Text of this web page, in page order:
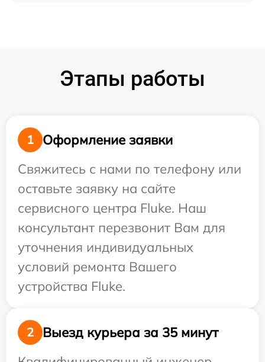
Этапы работы
1
Оформление заявки
Свяжитесь с нами по телефону или
оставьте заявку на сайте
сервисного центра Fluke. Наш
консультант перезвонит Вам для
уточнения индивидуальных
условий ремонта Вашего
устройства Fluke.
2
Выезд курьера за 35 минут